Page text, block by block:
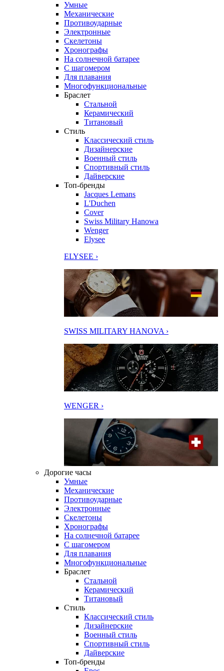
Умные
Механические
Противоударные
Электронные
Скелетоны
Хронографы
На солнечной батарее
С шагомером
Для плавания
Многофункциональные
Браслет
Стальной
Керамический
Титановый
Стиль
Классический стиль
Дизайнерские
Военный стиль
Спортивный стиль
Дайверские
Топ-бренды
Jacques Lemans
L'Duchen
Cover
Swiss Military Hanowa
Wenger
Elysee
ELYSEE ›
SWISS MILITARY HANOVA ›
WENGER ›
Дорогие часы
Умные
Механические
Противоударные
Электронные
Скелетоны
Хронографы
На солнечной батарее
С шагомером
Для плавания
Многофункциональные
Браслет
Стальной
Керамический
Титановый
Стиль
Классический стиль
Дизайнерские
Военный стиль
Спортивный стиль
Дайверские
Топ-бренды